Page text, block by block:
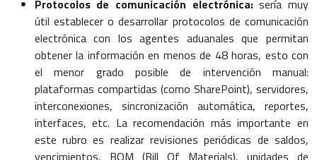
Protocolos de comunicación electrónica:sería muy
útil establecer o desarrollar protocolos de comunicación
electrónica con los agentes aduanales que permitan
obtener la información en menos de 48 horas, esto con
el menor grado posible de intervención manual:
plataformas compartidas (como SharePoint), servidores,
interconexiones, sincronización automática, reportes,
interfaces, etc. La recomendación más importante en
este rubro es realizar revisiones periódicas de saldos,
vencimientos, BOM (Bill Of Materials), unidades de